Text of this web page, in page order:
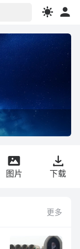
搜索
图片 下载
更多